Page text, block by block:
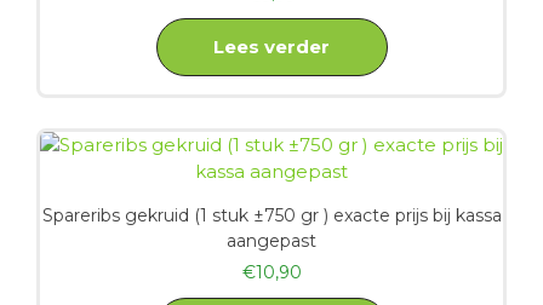
Lees verder
Spareribs gekruid (1 stuk ±750 gr ) exacte prijs bij kassa
aangepast
€10,90